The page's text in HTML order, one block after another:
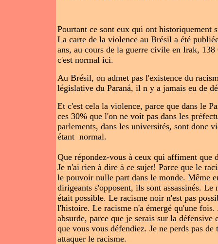
Pourtant ce sont eux qui ont historiquement
La carte de la violence au Brésil a été
ans, au cours de la guerre civile en Irak,
c'est normal ici.
Au Brésil, on admet pas l'existence du
législative du Paraná, il n y a jamais eu de
Et c'est cela la violence, parce que dans le
ces 30% que l'on ne voit pas dans les
parlements, dans les universités, sont donc
étant normal.
Que répondez-vous à ceux qui affiment que
Je n'ai rien à dire à ce sujet! Parce que le
le pouvoir nulle part dans le monde. Même
dirigeants s'opposent, ils sont assassinés.
était possible. Le racisme noir n'est pas
l'histoire. Le racisme n'a émergé qu'une fois.
absurde, parce que je serais sur la
que vous vous défendiez. Je ne perds pas
attaquer le racisme.